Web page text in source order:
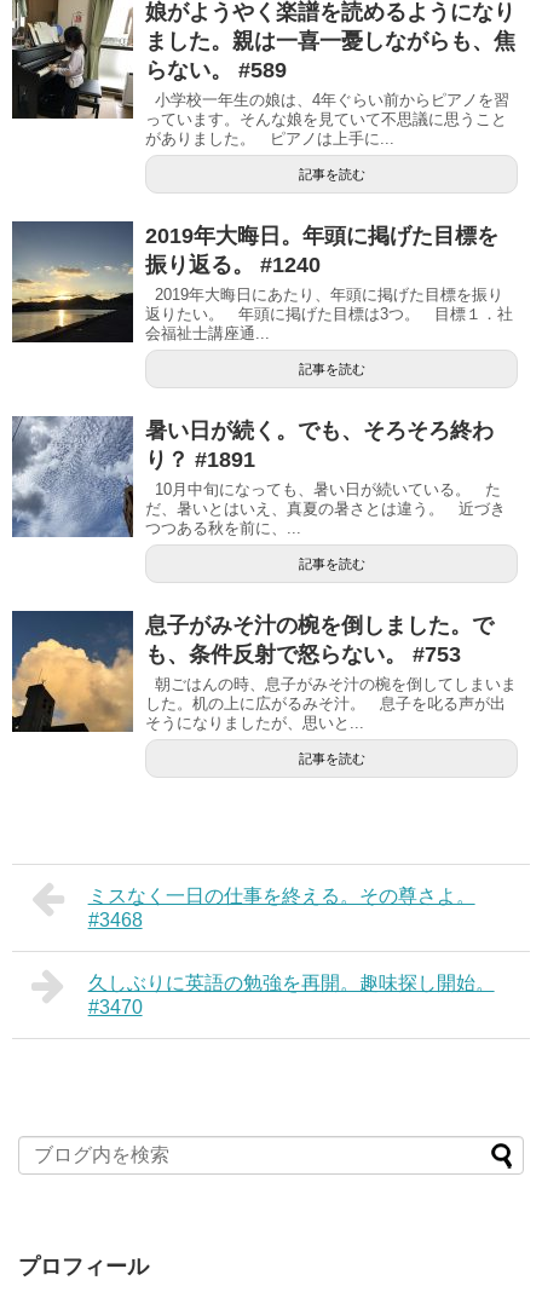
娘がようやく楽譜を読めるようになり
ました。親は一喜一憂しながらも、焦
らない。 #589
小学校一年生の娘は、4年ぐらい前からピアノを習
っています。そんな娘を見ていて不思議に思うこと
がありました。 ピアノは上手に...
記事を読む
2019年大晦日。年頭に掲げた目標を
振り返る。 #1240
2019年大晦日にあたり、年頭に掲げた目標を振り
返りたい。 年頭に掲げた目標は3つ。 目標１．社
会福祉士講座通...
記事を読む
暑い日が続く。でも、そろそろ終わ
り？ #1891
10月中旬になっても、暑い日が続いている。 た
だ、暑いとはいえ、真夏の暑さとは違う。 近づき
つつある秋を前に、...
記事を読む
息子がみそ汁の椀を倒しました。で
も、条件反射で怒らない。 #753
朝ごはんの時、息子がみそ汁の椀を倒してしまいま
した。机の上に広がるみそ汁。 息子を叱る声が出
そうになりましたが、思いと...
記事を読む
ミスなく一日の仕事を終える。その尊さよ。
#3468
久しぶりに英語の勉強を再開。趣味探し開始。
#3470
プロフィール